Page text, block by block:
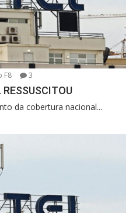
F8 3
da cobertura nacional...